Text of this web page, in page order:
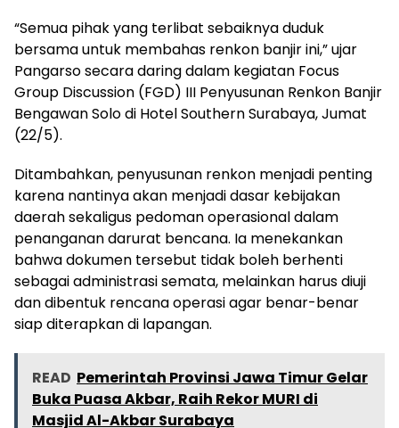
“Semua pihak yang terlibat sebaiknya duduk
bersama untuk membahas renkon banjir ini,” ujar
Pangarso secara daring dalam kegiatan Focus
Group Discussion (FGD) III Penyusunan Renkon Banjir
Bengawan Solo di Hotel Southern Surabaya, Jumat
(22/5).
Ditambahkan, penyusunan renkon menjadi penting
karena nantinya akan menjadi dasar kebijakan
daerah sekaligus pedoman operasional dalam
penanganan darurat bencana. Ia menekankan
bahwa dokumen tersebut tidak boleh berhenti
sebagai administrasi semata, melainkan harus diuji
dan dibentuk rencana operasi agar benar-benar
siap diterapkan di lapangan.
READ Pemerintah Provinsi Jawa Timur Gelar
Buka Puasa Akbar, Raih Rekor MURI di
Masjid Al-Akbar Surabaya